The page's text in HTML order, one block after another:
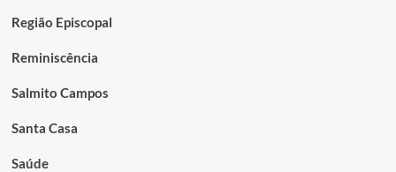
Região Episcopal
Reminiscência
Salmito Campos
Santa Casa
Saúde